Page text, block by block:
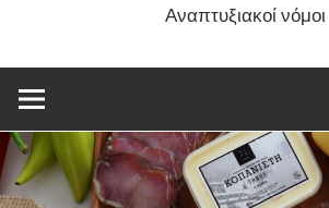
Αναπτυξιακοί νόμοι